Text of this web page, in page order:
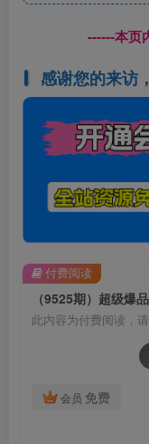
------本页
感谢您的来访
此内容为付费阅读，
会员 免费
付费阅读